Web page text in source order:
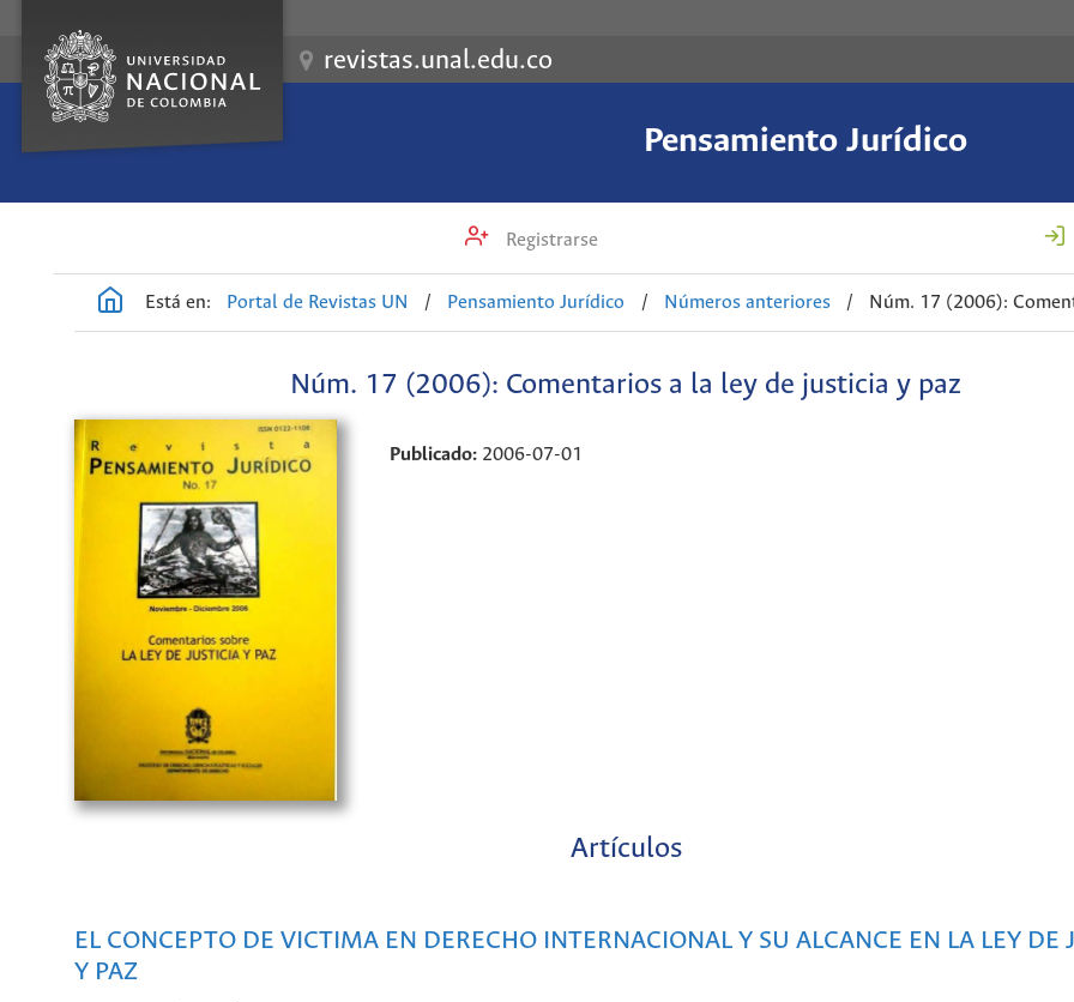
revistas.unal.edu.co
Pensamiento Jurídico
Registrarse
Está en: Portal de Revistas UN / Pensamiento Jurídico / Números anteriores / Núm. 17 (2006):
Núm. 17 (2006): Comentarios a la ley de justicia y paz
Publicado: 2006-07-01
Artículos
EL CONCEPTO DE VICTIMA EN DERECHO INTERNACIONAL Y SU ALCANCE EN LA LEY DE
Y PAZ